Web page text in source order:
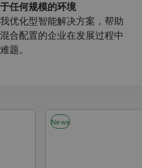
任何规模的环境
优化型智能解决方案，帮助
合配置的企业在发展过程中
题。
News